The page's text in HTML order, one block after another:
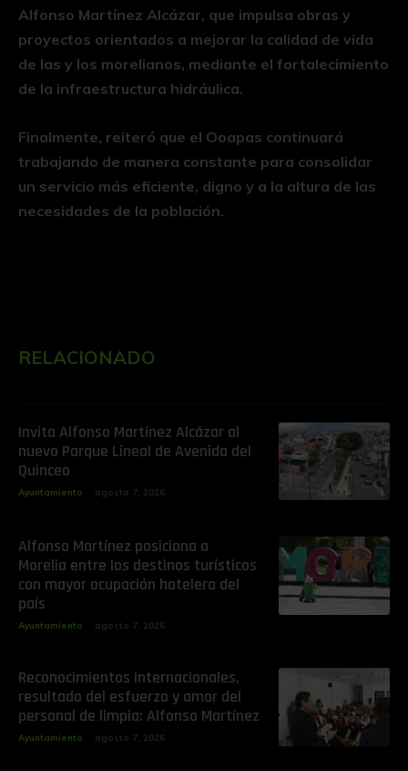
Alfonso Martínez Alcázar, que impulsa obras y
proyectos orientados a mejorar la calidad de vida
de las y los morelianos, mediante el fortalecimiento
de la infraestructura hidráulica.
Finalmente, reiteró que el Ooapas continuará
trabajando de manera constante para consolidar
un servicio más eficiente, digno y a la altura de las
necesidades de la población.
RELACIONADO
Invita Alfonso Martínez Alcázar al
nuevo Parque Lineal de Avenida del
Quinceo
Ayuntamiento agosto 7, 2026
Alfonso Martínez posiciona a
Morelia entre los destinos turísticos
con mayor ocupación hotelera del
país
Ayuntamiento agosto 7, 2026
Reconocimientos internacionales,
resultado del esfuerzo y amor del
personal de limpia: Alfonso Martínez
Ayuntamiento agosto 7, 2026